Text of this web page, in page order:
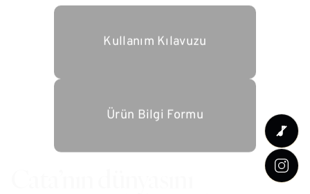
Kullanım Kılavuzu
Ürün Bilgi Formu